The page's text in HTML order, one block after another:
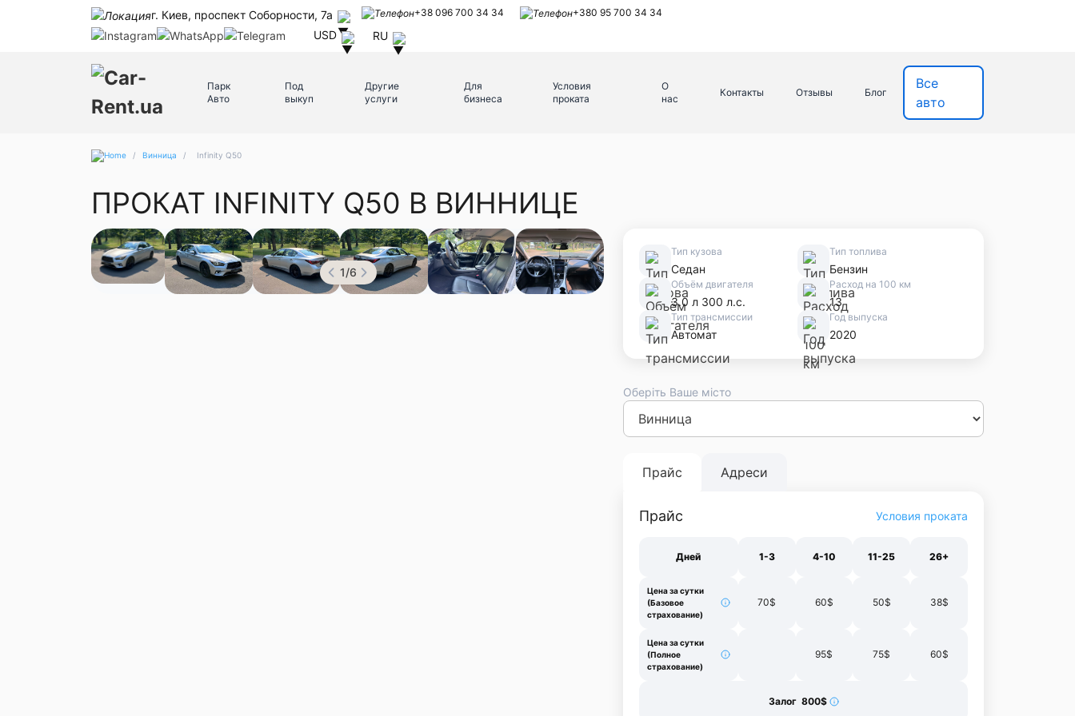
г. Киев, проспект Соборности, 7а +38 096 700 34 34 +380 95 700 34 34
USD RU
Парк
Авто
Под
выкуп
Другие
услуги
Для
бизнеса
Условия
проката
О
нас
Контакты Отзывы Блог
Все
авто
/ Винница / Infinity Q50
ПРОКАТ INFINITY Q50 В ВИННИЦЕ
1/6
Тип кузова
Седан
Тип топлива
Бензин
Объём двигателя
3.0 л 300 л.с.
Расход на 100 км
13
Тип трансмиссии
Автомат
Год выпуска
2020
Оберіть Ваше місто
КиевЛьвовОдесса
Франковск
Прайс Адреси
Прайс Условия проката
Дней 1-3 4-10 11-25 26+
Цена за сутки
(Базовое
страхование)
70$ 60$ 50$ 38$
Цена за сутки
(Полное
страхование)
95$ 75$ 60$
Залог 800$